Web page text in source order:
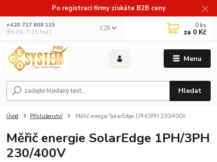
Po registraci firmy získáte B2B ceny
Menu
CZK
Hledat
+420 727 808 115
(Po-Pá, 7-15 hod.)
0 ks
za 0 Kč
Úvod Příslušenství Měřič energie SolarEdge 1PH/3PH 230/400V
Měřič energie SolarEdge 1PH/3PH
230/400V